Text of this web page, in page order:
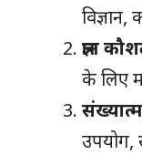
ज्ञान
के लिए
उपयोग,